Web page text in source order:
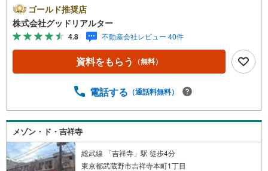
介です。投資用マンションを購入する際、最大のリスクは
空室リスクです。利回りがいくら高かろうとも、空室が続
いてしまえば、絵に描いた餅になってしまいます。弊社で
ご紹介するマンションは、人気エリアのお薦め物件はもち
ろんのこと、エリアのニーズに合った人気のお部屋等、賃
貸営業経験スタッフの培ってきた知識と経験を基に物件を
ての対策はお任せください。掲載されている物件は、弊社
い合わせください。※記載賃料等の収入や利回りは、将来に
わたり、得られることを保証するものではありません。※賃
料等については、賃貸中のものについては現在の賃料等
で、空室または所有者居住中等のものについては、周辺の
賃料相場に基づき、満室時を想定して表示しています。
ゴールド推奨店
株式会社グッドリアルター
4.8 不動産会社レビュー 40件
資料をもらう （無料）
電話する （通話料無料）
メゾン・ド・吉祥寺
総武線 「吉祥寺」駅 徒歩4分
東京都武蔵野市吉祥寺本町1丁目